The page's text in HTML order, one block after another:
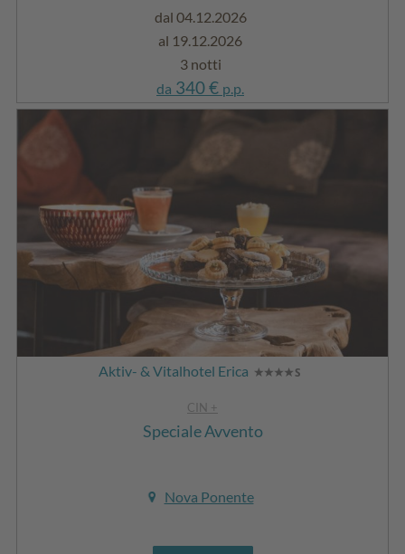
dal 04.12.2026
al 19.12.2026
3 notti
da 340 € p.p.
Aktiv- & Vitalhotel Erica
CIN +
Speciale Avvento
Nova Ponente